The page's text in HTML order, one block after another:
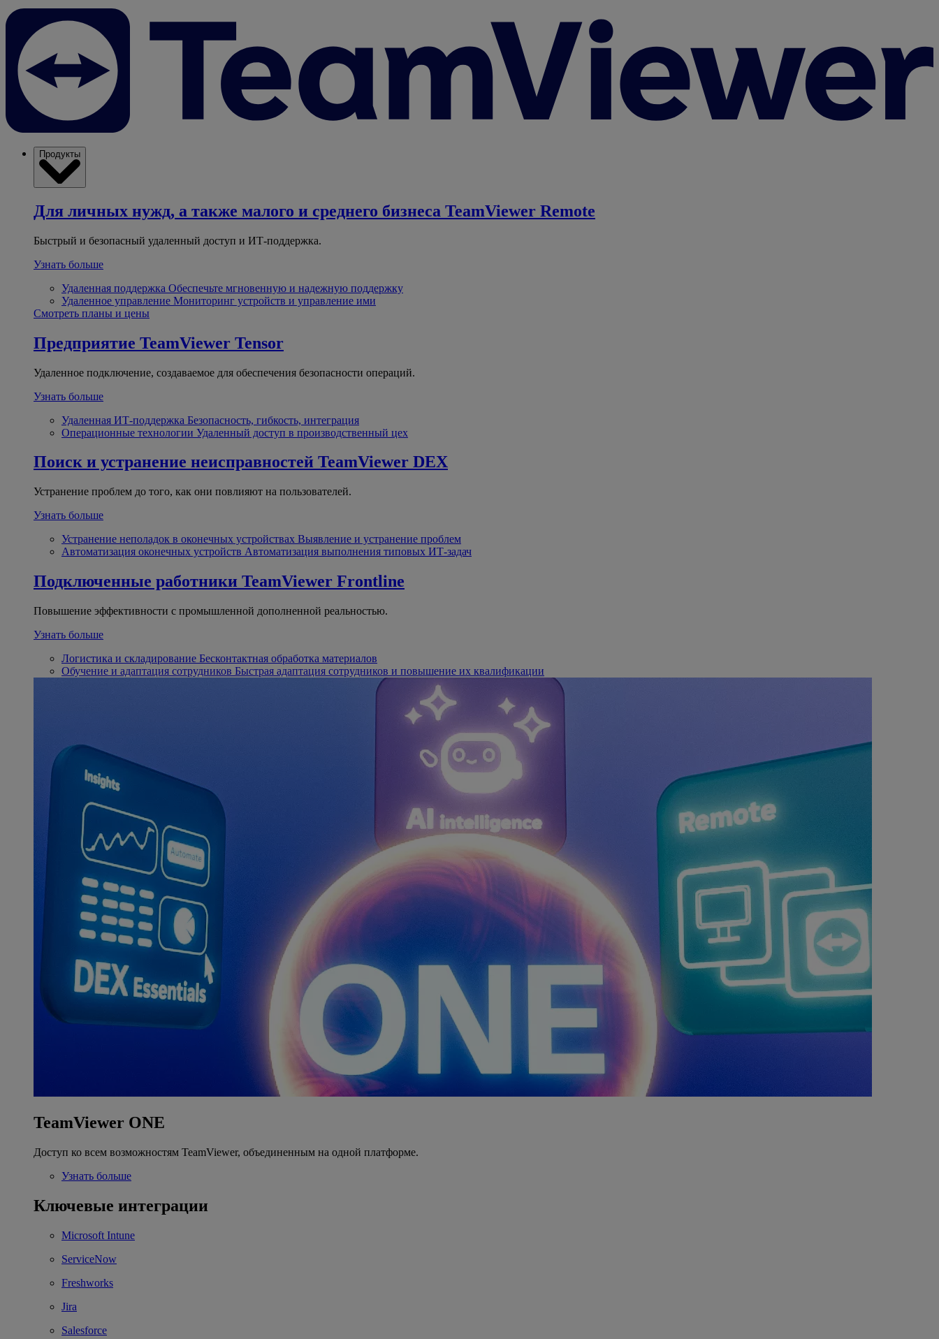
Продукты
Для личных нужд, а также малого и среднего бизнеса TeamViewer Remote
Быстрый и безопасный удаленный доступ и ИТ-поддержка.
Узнать больше
Удаленная поддержка Обеспечьте мгновенную и надежную поддержку
Удаленное управление Мониторинг устройств и управление ими
Смотреть планы и цены
Предприятие TeamViewer Tensor
Удаленное подключение, создаваемое для обеспечения безопасности операций.
Узнать больше
Удаленная ИТ-поддержка Безопасность, гибкость, интеграция
Операционные технологии Удаленный доступ в производственный цех
Поиск и устранение неисправностей TeamViewer DEX
Устранение проблем до того, как они повлияют на пользователей.
Узнать больше
Устранение неполадок в оконечных устройствах Выявление и устранение проблем
Автоматизация оконечных устройств Автоматизация выполнения типовых ИТ-задач
Подключенные работники TeamViewer Frontline
Повышение эффективности с промышленной дополненной реальностью.
Узнать больше
Логистика и складирование Бесконтактная обработка материалов
Обучение и адаптация сотрудников Быстрая адаптация сотрудников и повышение их квалификации
TeamViewer ONE
Доступ ко всем возможностям TeamViewer, объединенным на одной платформе.
Узнать больше
Ключевые интеграции
Microsoft Intune
ServiceNow
Freshworks
Jira
Salesforce